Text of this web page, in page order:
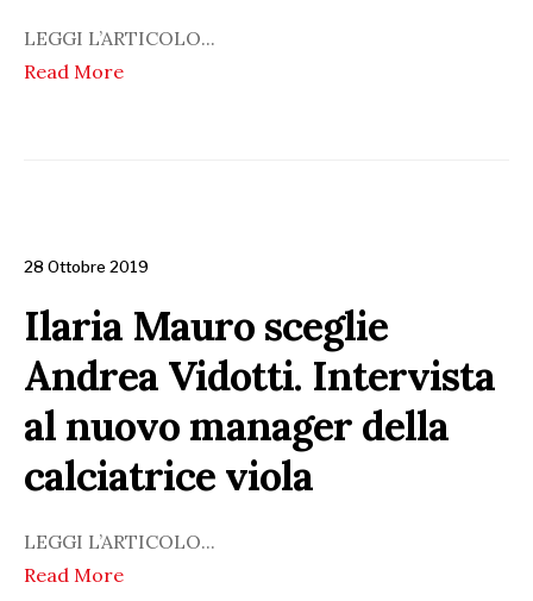
LEGGI L’ARTICOLO...
Read More
28 Ottobre 2019
Ilaria Mauro sceglie
Andrea Vidotti. Intervista
al nuovo manager della
calciatrice viola
LEGGI L’ARTICOLO...
Read More